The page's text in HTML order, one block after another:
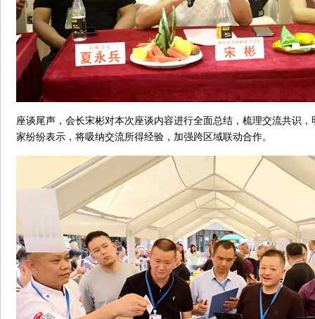
座谈尾声，会长宋彬对本次座谈内容进行全面总结，梳理交流共识
家纷纷表示，将吸纳交流所得经验，加强跨区域联动合作。